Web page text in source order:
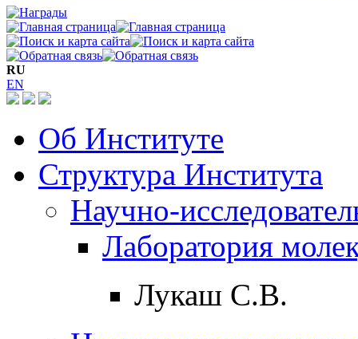
RU
EN
Об Институте
Структура Института
Научно-
Лаборатория
Лукаш С.В.